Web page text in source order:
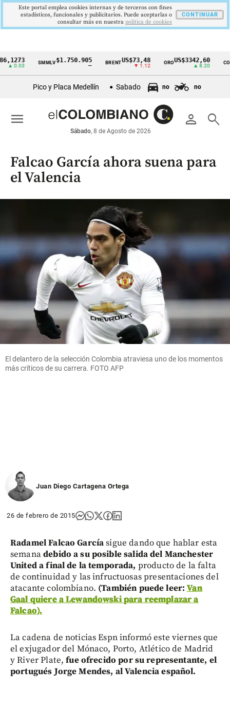
Cintillo
económicos
Colombia
SMMLV $1.750.905 BRENT US$73,48
▼ 1.12
ORO US$3342,60
▲ 8.20
COLCAP
Pico y Placa Medellín Sabado no no
person search
Sábado, 8 de Agosto de 2026
menu
Falcao García ahora suena para
el Valencia
El delantero de la selección Colombia atraviesa uno de los momentos
más críticos de su carrera. FOTO AFP
Juan Diego Cartagena Ortega
26 de febrero de 2015
Radamel Falcao Garcíasigue dando que hablar esta
semanadebido a su posible salida del Manchester
United a final de la temporada, producto de la falta
de continuidad y las infructuosas presentaciones del
atacante colombiano. (También puede leer:Van
Gaal quiere a Lewandowski para reemplazar a
Falcao).
La cadena de noticias Espn informó este viernes que
el exjugador del Mónaco, Porto, Atlético de Madrid
y River Plate,fue ofrecido por su representante, el
portugués Jorge Mendes, al Valencia español.
Este portal emplea cookies internas y de terceros con fines
estadísticos, funcionales y publicitarios. Puede aceptarlas o
consultar más en nuestra politica de cookies
CONTINUAR